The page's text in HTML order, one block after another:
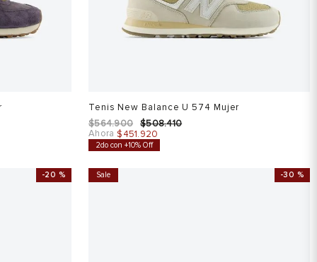
Tenis New Balance U 574 Mujer
$564.900 $508.410
Ahora $451.920
2do con +10% Off
-20 % Sale -30 %